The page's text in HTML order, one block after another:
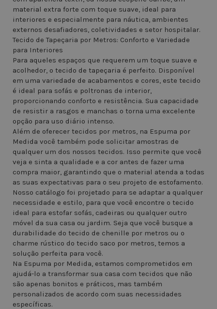
material extra forte com toque suave, ideal para
interiores e especialmente para náutica, ambientes
externos desafiadores, coletividades e setor hospitalar.
Tecido de Tapeçaria por Metros: Conforto e Variedade
para Interiores
Para aqueles espaços que requerem um toque suave e
acolhedor, o tecido de tapeçaria é perfeito. Disponível
em uma variedade de acabamentos e cores, este tecido
é ideal para sofás e poltronas de interior,
proporcionando conforto e resistência. Sua capacidade
de resistir a rasgos e manchas o torna uma excelente
opção para uso diário intenso.
Além de oferecer tecidos por metros, na Espuma por
Medida você também pode solicitar amostras de
qualquer um dos nossos tecidos. Isso permite que você
veja e sinta a qualidade e a cor antes de fazer uma
compra maior, garantindo que o material atenda a todas
as suas expectativas para o seu projeto de estofamento.
Nosso catálogo foi projetado para se adaptar a qualquer
necessidade e estilo, para que você encontre o tecido
ideal para estofar sofás, cadeiras ou qualquer outro
móvel da sua casa ou jardim. Seja que você busque a
durabilidade do tecido de chenille por metros ou o
charme rústico do tecido saco por metros, temos a
solução perfeita para você.
Na Espuma por Medida, estamos comprometidos em
ajudá-lo a transformar sua casa com tecidos que não
são apenas bonitos e práticos, mas também
personalizados de acordo com suas necessidades
específicas.